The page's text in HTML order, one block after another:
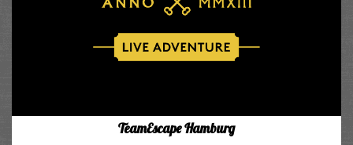
TeamEscape Hamburg